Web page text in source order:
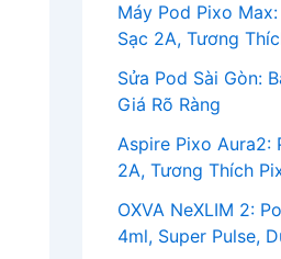
Máy Pod Pixo
Sạc 2A, Tương
Sửa Pod Sài Gòn:
Giá Rõ Ràng
Aspire Pixo Aura2:
2A, Tương Thích
OXVA NeXLIM 2:
4ml, Super Pulse,